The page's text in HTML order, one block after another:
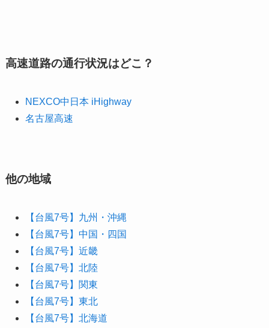
高速道路の通行状況はどこ？
NEXCO中日本 iHighway
名古屋高速
他の地域
【台風7号】九州・沖縄
【台風7号】中国・四国
【台風7号】近畿
【台風7号】北陸
【台風7号】関東
【台風7号】東北
【台風7号】北海道